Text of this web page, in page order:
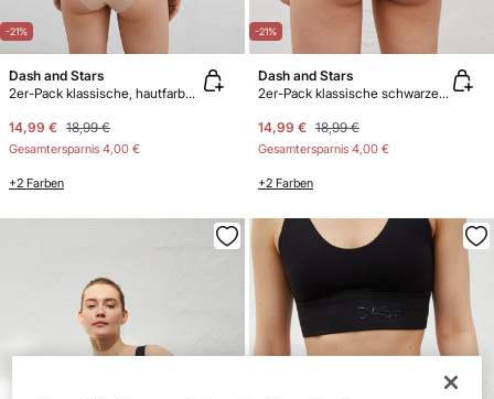
-21%
Dash and Stars
2er-Pack klassische, hautfarbene Slips mit Laserschnitt
14,99 € 18,99 €
Gesamtersparnis 4,00 €
+2 Farben
-21%
Dash and Stars
2er-Pack klassische schwarze Slips mit Laserschnitt
14,99 € 18,99 €
Gesamtersparnis 4,00 €
+2 Farben